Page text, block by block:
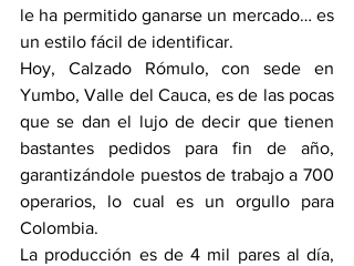
le ha permitido ganarse un mercado… es
un estilo fácil de identificar.
Hoy, Calzado Rómulo, con sede en
Yumbo, Valle del Cauca, es de las pocas
que se dan el lujo de decir que tienen
bastantes pedidos para fin de año,
garantizándole puestos de trabajo a 700
operarios, lo cual es un orgullo para
Colombia.
La producción es de 4 mil pares al día,